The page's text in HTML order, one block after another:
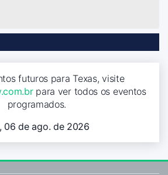
futuros para Texas, visite
para ver todos os eventos
programados.
06 de ago. de 2026